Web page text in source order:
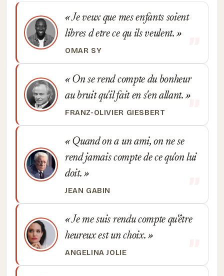
Je veux que mes enfants soient
libres d etre ce qu ils veulent.
OMAR SY
On se rend compte du bonheur
au bruit qu'il fait en s'en allant.
FRANZ-OLIVIER GIESBERT
Quand on a un ami, on ne se
rend jamais compte de ce qu'on lui
doit.
JEAN GABIN
Je me suis rendu compte qu'être
heureux est un choix.
ANGELINA JOLIE